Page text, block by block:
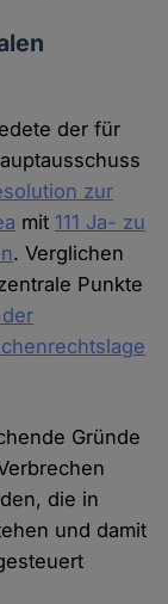
der für
zur
mit 111 Ja- zu
. Verglichen
Punkte
Gründe
die in
und damit